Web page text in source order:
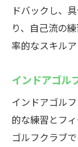
ドバックし、
り、自己流の
率的なスキルア
インドアゴル
インドアゴル
的な練習とフ
ゴルフクラブ